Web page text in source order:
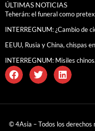
ÚLTIMAS NOTICIAS
Teherán: el funeral como
INTERREGNUM: ¿Cambio de
EEUU, Rusia y China, chispas
INTERREGNUM: Misiles
© 4Asia – Todos los derechos